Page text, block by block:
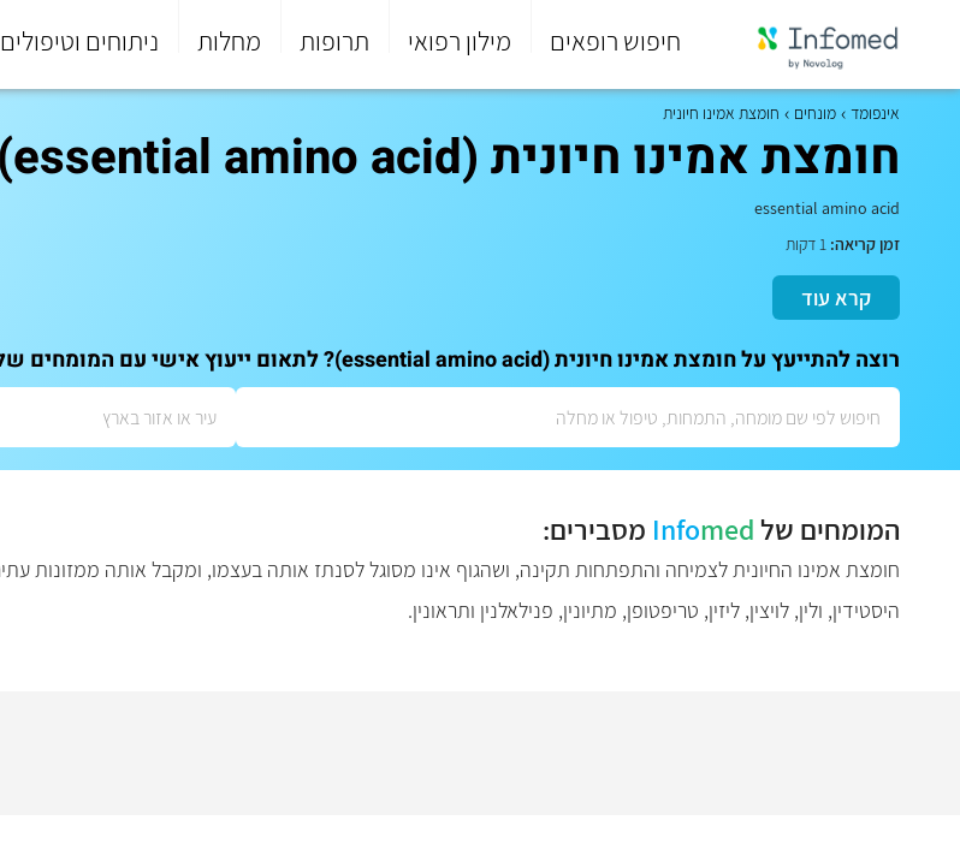
חיפוש רופאים מילון רפואי תרופות מחלות ניתוחים וטיפולים
סוף
התפריט
אינפומד מונחים חומצת אמינו חיונית
חומצת אמינו חיונית (essential amino acid)
essential amino acid
זמן קריאה:
קרא עוד
רוצה להתייעץ על חומצת אמינו חיונית (essential amino acid)? לתאום ייעוץ אישי עם המומחים שלנו:
המומחים של Infomed מסבירים:
היסטידין, ולין, לויצין, ליזין, טריפטופן, מתיונין, פנילאלנין ותראונין.